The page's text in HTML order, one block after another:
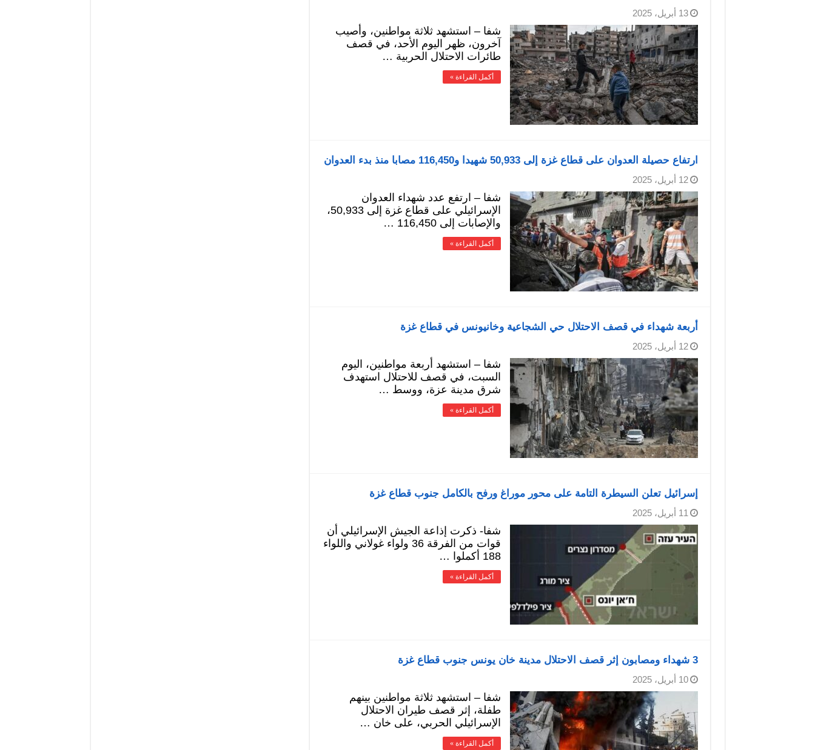
13 أبريل، 2025
شفا – استشهد ثلاثة مواطنين، وأصيب
آخرون، ظهر اليوم الأحد، في قصف
طائرات الاحتلال الحربية …
أكمل القراءة »
ارتفاع حصيلة العدوان على قطاع غزة إلى 50,933 شهيدا و116,450 مصابا منذ بدء العدوان
12 أبريل، 2025
شفا – ارتفع عدد شهداء العدوان
الإسرائيلي على قطاع غزة إلى 50,933،
والإصابات إلى 116,450 …
أكمل القراءة »
أربعة شهداء في قصف الاحتلال حي الشجاعية وخانيونس في قطاع غزة
12 أبريل، 2025
شفا – استشهد أربعة مواطنين، اليوم
السبت، في قصف للاحتلال استهدف
شرق مدينة عزة، ووسط …
أكمل القراءة »
إسرائيل تعلن السيطرة التامة على محور موراغ ورفح بالكامل جنوب قطاع غزة
11 أبريل، 2025
شفا- ذكرت إذاعة الجيش الإسرائيلي أن
قوات من الفرقة 36 ولواء غولاني واللواء
188 أكملوا …
أكمل القراءة »
3 شهداء ومصابون إثر قصف الاحتلال مدينة خان يونس جنوب قطاع غزة
10 أبريل، 2025
شفا – استشهد ثلاثة مواطنين بينهم
طفلة، إثر قصف طيران الاحتلال
الإسرائيلي الحربي، على خان …
أكمل القراءة »